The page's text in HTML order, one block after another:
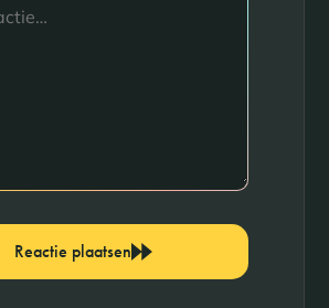
Reactie plaatsen